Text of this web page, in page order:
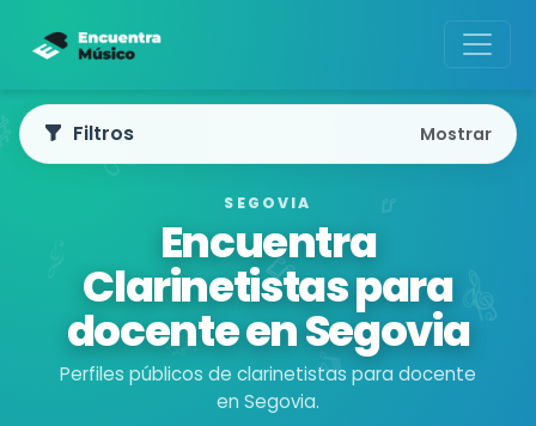
SEGOVIA
Encuentra
Clarinetistas para
docente en Segovia
Perfiles públicos de clarinetistas para docente
en Segovia.
Filtros Mostrar